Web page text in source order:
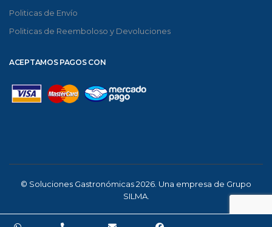
Politicas de Envío
Politicas de Reemboloso y Devoluciones
ACEPTAMOS PAGOS CON
© Soluciones Gastronómicas 2026. Una empresa de Grupo
SILMA.